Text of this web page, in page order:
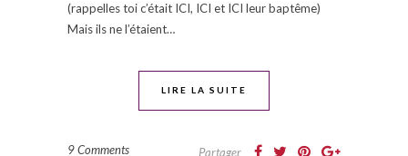
(rappelles toi c’était ICI, ICI et ICI leur baptême)
Mais ils ne l’étaient…
LIRE LA SUITE
9 Comments Partager